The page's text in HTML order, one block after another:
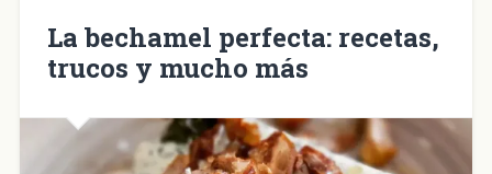
La bechamel perfecta: recetas,
trucos y mucho más